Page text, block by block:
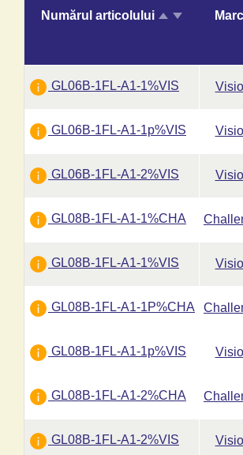
Numărul articolului
GL06B-1FL-A1-1%VIS
GL06B-1FL-A1-1p%VIS
GL06B-1FL-A1-2%VIS
GL08B-1FL-A1-1%CHA
GL08B-1FL-A1-1%VIS
GL08B-1FL-A1-1P%CHA
GL08B-1FL-A1-1p%VIS
GL08B-1FL-A1-2%CHA
GL08B-1FL-A1-2%VIS